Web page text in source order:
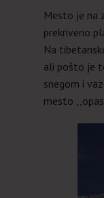
Mesto je na
prekriveno
Na
ali pošto je
snegom i
mesto